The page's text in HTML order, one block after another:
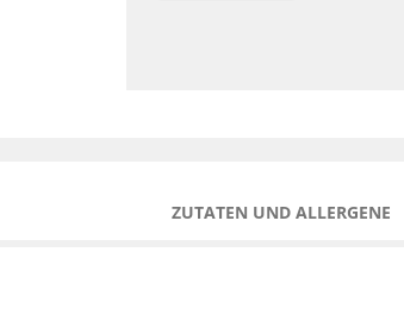
ZUTATEN UND ALLERGENE